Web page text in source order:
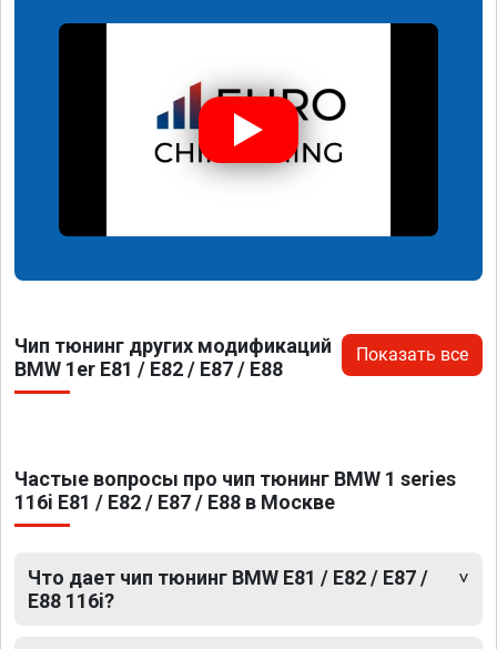
Чип тюнинг других модификаций
BMW 1er E81 / E82 / E87 / E88
Показать все
Частые вопросы про чип тюнинг BMW 1 series
116i E81 / E82 / E87 / E88 в Москве
Что дает чип тюнинг BMW E81 / E82 / E87 /
E88 116i?